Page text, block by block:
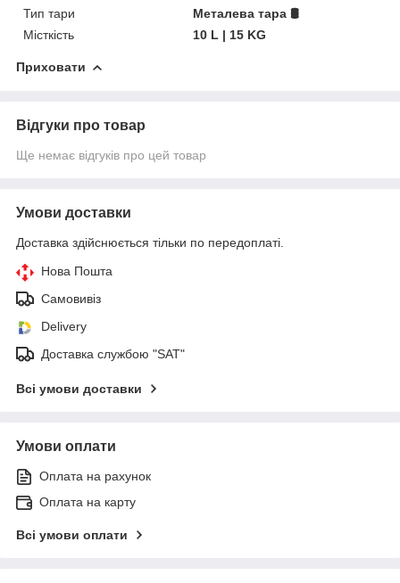
Тип тари
Металева тара 🛢️
Місткість
10 L | 15 KG
Приховати
Відгуки про товар
Ще немає відгуків про цей товар
Умови доставки
Доставка здійснюється тільки по передоплаті.
Нова Пошта
Самовивіз
Delivery
Доставка службою "SAT"
Всі умови доставки
Умови оплати
Оплата на рахунок
Оплата на карту
Всі умови оплати